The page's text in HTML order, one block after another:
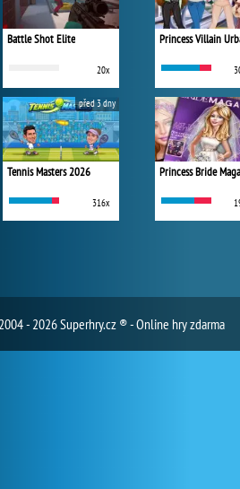
Battle Shot Elite
20x
Tennis Masters 2026
316x
před 3 dny
Princess Bride
- 2026 Superhry.cz ® - Online hry zdarma